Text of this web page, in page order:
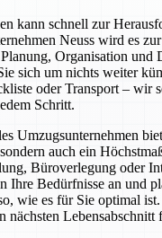
kann schnell zur
Neuss wird es
Organisation und
sich um nichts weiter
oder Transport – wir
Schritt.
Umzugsunternehmen
auch ein
Büroverlegung oder
Ihre Bedürfnisse an und
wie es für Sie optimal
nächsten Lebensabschnitt